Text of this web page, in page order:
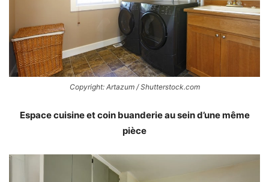
Copyright: Artazum / Shutterstock.com
Espace cuisine et coin buanderie au sein d’une même
pièce